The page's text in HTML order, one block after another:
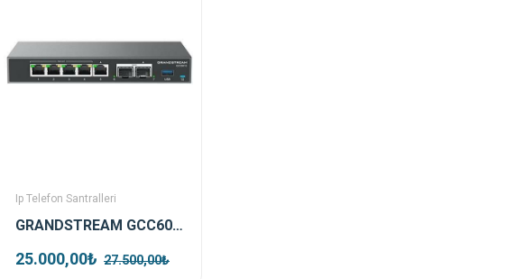
Ip Telefon Santralleri
GRANDSTREAM GCC6010 Telefon Santrali ,Wifi Controller ve Firewall
25.000,00₺ 27.500,00₺